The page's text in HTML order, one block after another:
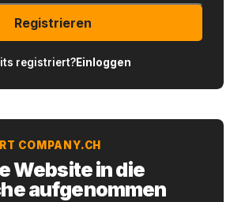
Registrieren
registriert?Einloggen
COMPANY.CH
Website in die
aufgenommen